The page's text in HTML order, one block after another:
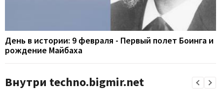
День в истории: 9 февраля - Первый полет Боинга и
рождение Майбаха
Внутри techno.bigmir.net